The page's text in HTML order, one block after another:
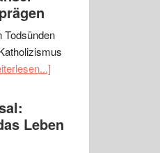
Todsünden
Leben